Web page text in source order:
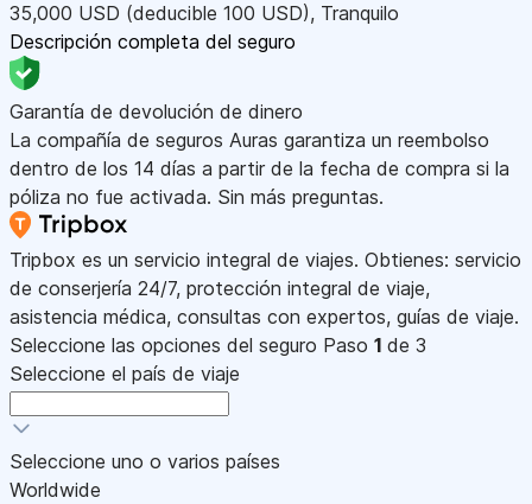
35,000 USD (deducible 100 USD), Tranquilo
Descripción completa del seguro
Garantía de devolución de dinero
La compañía de seguros Auras garantiza un reembolso
dentro de los 14 días a partir de la fecha de compra si la
póliza no fue activada. Sin más preguntas.
Tripbox es un servicio integral de viajes. Obtienes: servicio
de conserjería 24/7, protección integral de viaje,
asistencia médica, consultas con expertos, guías de viaje.
Seleccione las opciones del seguro Paso 1 de 3
Seleccione el país de viaje
Seleccione uno o varios países
Worldwide